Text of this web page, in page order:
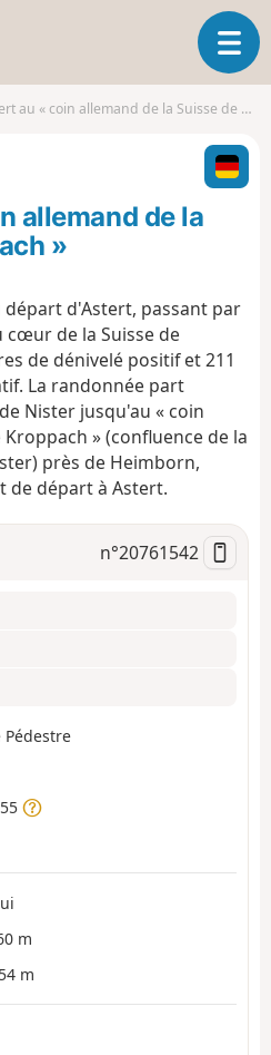
O
u
v
i
r
l
i
a
o
n
au « coin allemand de la Suisse de Kroppach »
allemand de la
»
départ d'Astert, passant par
de la Suisse de
de dénivelé positif et 211
La randonnée part
Nister jusqu'au « coin
» (confluence de la
près de Heimborn,
de départ à Astert.
n°20761542
Pédestre
m
m